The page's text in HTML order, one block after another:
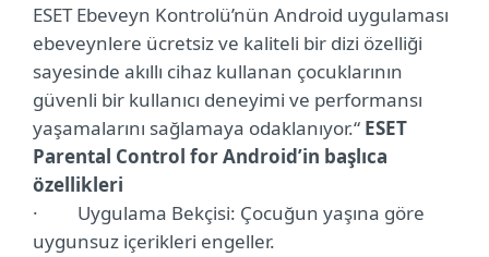
ESET Ebeveyn Kontrolü’nün Android uygulaması
ebeveynlere ücretsiz ve kaliteli bir dizi özelliği
sayesinde akıllı cihaz kullanan çocuklarının
güvenli bir kullanıcı deneyimi ve performansı
yaşamalarını sağlamaya odaklanıyor.“ ESET
Parental Control for Android’in başlıca
özellikleri
·
Uygulama Bekçisi: Çocuğun yaşına göre
uygunsuz içerikleri engeller.